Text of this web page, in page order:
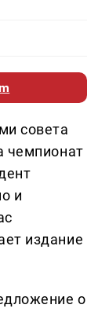
совета
чемпионат
и
издание
о